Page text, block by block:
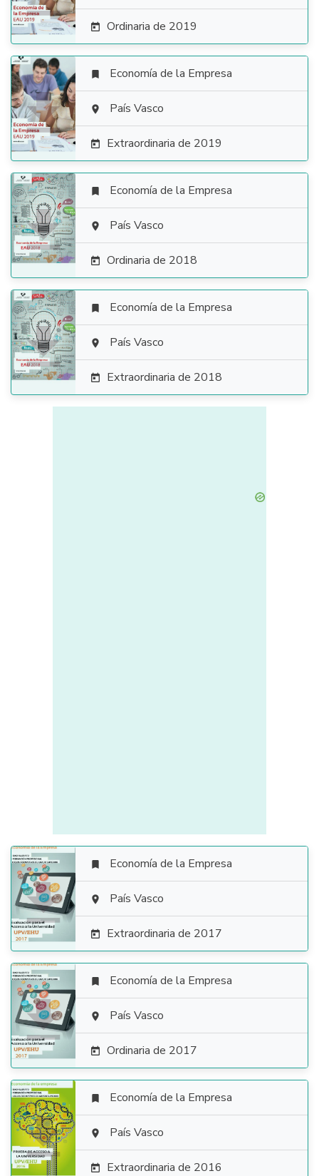
 Ordinaria de 2019

 Economía de la Empresa
 País Vasco
 Extraordinaria de 2019

 Economía de la Empresa
 País Vasco
 Ordinaria de 2018

 Economía de la Empresa
 País Vasco
 Extraordinaria de 2018

 Economía de la Empresa
 País Vasco
 Extraordinaria de 2017

 Economía de la Empresa
 País Vasco
 Ordinaria de 2017

 Economía de la Empresa
 País Vasco
 Extraordinaria de 2016